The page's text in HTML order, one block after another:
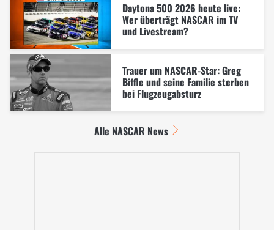
Daytona 500 2026 heute live:
Wer überträgt NASCAR im TV
und Livestream?
Trauer um NASCAR-Star: Greg
Biffle und seine Familie sterben
bei Flugzeugabsturz
Alle NASCAR News